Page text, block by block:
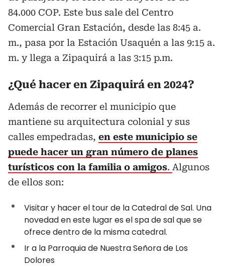
84.000 COP. Este bus sale del Centro
Comercial Gran Estación, desde las 8:45 a.
m., pasa por la Estación Usaquén a las 9:15 a.
m. y llega a Zipaquirá a las 3:15 p.m.
¿Qué hacer en Zipaquirá en 2024?
Además de recorrer el municipio que
mantiene su arquitectura colonial y sus
calles empedradas, en este municipio se
puede hacer un gran número de planes
turísticos con la familia o amigos. Algunos
de ellos son:
Visitar y hacer el tour de la Catedral de Sal. Una
novedad en este lugar es el spa de sal que se
ofrece dentro de la misma catedral.
Ir a la Parroquia de Nuestra Señora de Los
Dolores